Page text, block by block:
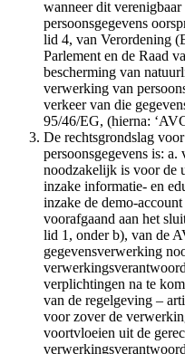
wanneer dit
persoonsgegevens
lid 4, van Verordening
Parlement en de Raad
bescherming van
verwerking van
verkeer van die
95/46/EG, (hierna:
De rechtsgrondslag
persoonsgegevens is:
noodzakelijk is voor de
inzake informatie- en
inzake de demo-
voorafgaand aan het
lid 1, onder b), van de
gegevensverwerking
verplichtingen na te
van de regelgeving –
voor zover de
voortvloeien uit de